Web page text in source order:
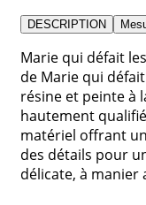
DESCRIPTION
Marie qui défait
de Marie qui
résine et peinte à
hautement
matériel offrant
des détails pour
délicate, à manier